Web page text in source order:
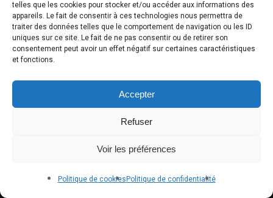
telles que les cookies pour stocker et/ou accéder aux informations des
appareils. Le fait de consentir à ces technologies nous permettra de
traiter des données telles que le comportement de navigation ou les ID
uniques sur ce site. Le fait de ne pas consentir ou de retirer son
consentement peut avoir un effet négatif sur certaines caractéristiques
et fonctions.
Accepter
Refuser
Voir les préférences
Politique de cookies Politique de confidentialité